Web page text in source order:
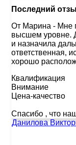
Последний
От Марина - Мне
высшем уровне.
и назначила
ответственная,
хорошо
Квалификация
Внимание
Цена-качество
Спасибо , что
Данилова